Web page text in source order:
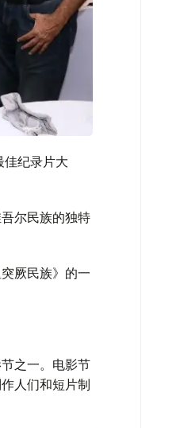
佳纪录片大
尔民族的独特
厥民族》的一
之一。电影节
人们和短片制